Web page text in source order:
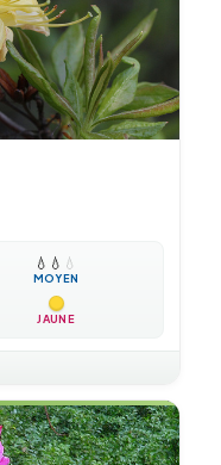
💧 💧 💧
MOYEN
JAUNE